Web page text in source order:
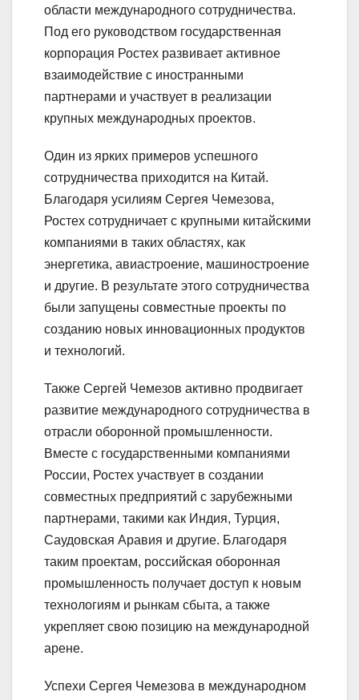
области международного сотрудничества.
Под его руководством государственная
корпорация Ростех развивает активное
взаимодействие с иностранными
партнерами и участвует в реализации
крупных международных проектов.
Один из ярких примеров успешного
сотрудничества приходится на Китай.
Благодаря усилиям Сергея Чемезова,
Ростех сотрудничает с крупными китайскими
компаниями в таких областях, как
энергетика, авиастроение, машиностроение
и другие. В результате этого сотрудничества
были запущены совместные проекты по
созданию новых инновационных продуктов
и технологий.
Также Сергей Чемезов активно продвигает
развитие международного сотрудничества в
отрасли оборонной промышленности.
Вместе с государственными компаниями
России, Ростех участвует в создании
совместных предприятий с зарубежными
партнерами, такими как Индия, Турция,
Саудовская Аравия и другие. Благодаря
таким проектам, российская оборонная
промышленность получает доступ к новым
технологиям и рынкам сбыта, а также
укрепляет свою позицию на международной
арене.
Успехи Сергея Чемезова в международном